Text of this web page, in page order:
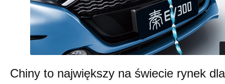
Chiny to największy na świecie rynek